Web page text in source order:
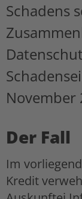
Schadens
November
Der Fall
Im
Kredit